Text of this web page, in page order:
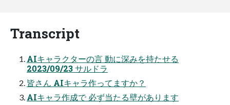
Transcript
AIキャラクターの言 動に深みを持たせる
2023/09/23 サルドラ
皆さん AIキャラ作ってますか？
AIキャラ作成で 必ず当たる壁があります